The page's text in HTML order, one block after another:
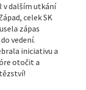
v dalším utkání
celek SK
zápas
vedení.
iniciativu a
otočit a